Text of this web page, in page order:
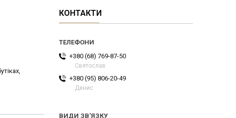
КОНТАКТИ
+380 (68) 769-87-50
Святослав
+380 (95) 806-20-49
Денис